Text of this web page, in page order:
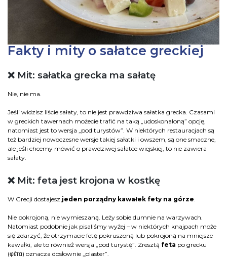
Fakty i mity o sałatce greckiej
❌ Mit: sałatka grecka ma sałatę
Nie, nie ma.
Jeśli widzisz liście sałaty, to nie jest prawdziwa sałatka grecka. Czasami
w greckich tawernach możecie trafić na taką „udoskonaloną” opcję,
natomiast jest to wersja „pod turystów”. W niektórych restauracjach są
też bardziej nowoczesne wersje takiej sałatki i owszem, są one smaczne,
ale jeśli chcemy mówić o prawdziwej sałatce wiejskiej, to nie zawiera
sałaty.
❌ Mit: feta jest krojona w kostkę
W Grecji dostajesz jeden porządny kawałek fety na górze
Nie pokrojoną, nie wymieszaną. Leży sobie dumnie na warzywach.
Natomiast podobnie jak pisaliśmy wyżej – w niektórych knajpach może
się zdarzyć, że otrzymacie fetę pokruszoną lub pokrojoną na mniejsze
kawałki, ale to również wersja „pod turystę”. Zresztą feta po grecku
(φέτα) oznacza dosłownie „plaster”.